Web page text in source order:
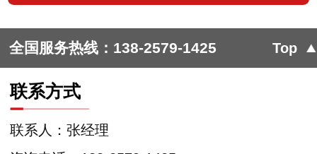
全国服务热线： 138-2579-1425 Top
联系方式
联系人：张经理